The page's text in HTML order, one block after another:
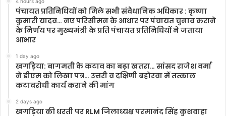
पंचायत प्रतिनिधियों को मिले सभी संवैधानिक अधिकार : कृष्णा
कुमारी यादव… नए परिसीमन के आधार पर पंचायत चुनाव कराने
के निर्णय पर मुख्यमंत्री के प्रति पंचायत प्रतिनिधियों ने जताया
आभार
1 day ago
खगड़िया: बागमती के कटाव का बढ़ा खतरा… सांसद राजेश वर्मा
ने डीएम को लिखा पत्र… उत्तरी व दक्षिणी बहोरवा में तत्काल
कटावरोधी कार्य कराने की मांग
2 days ago
खगड़िया की धरती पर RLM जिलाध्यक्ष परमानंद सिंह कुशवाहा